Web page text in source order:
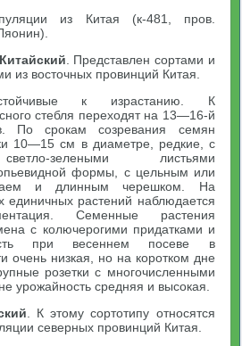
из Китая (к-481, пров.
. Представлен сортами и
из восточных провинций Китая.
к израстанию. К
стебля переходят на 13—16-й
По срокам созревания семян
10—15 см в диаметре, редкие, с
зелеными листьями
формы, с цельным или
и длинным черешком. На
единичных растений наблюдается
Семенные растения
с колючерогими придатками и
при весеннем посеве в
очень низкая, но на коротком дне
розетки с многочисленными
урожайность средняя и высокая.
. К этому сортотипу относятся
северных провинций Китая.